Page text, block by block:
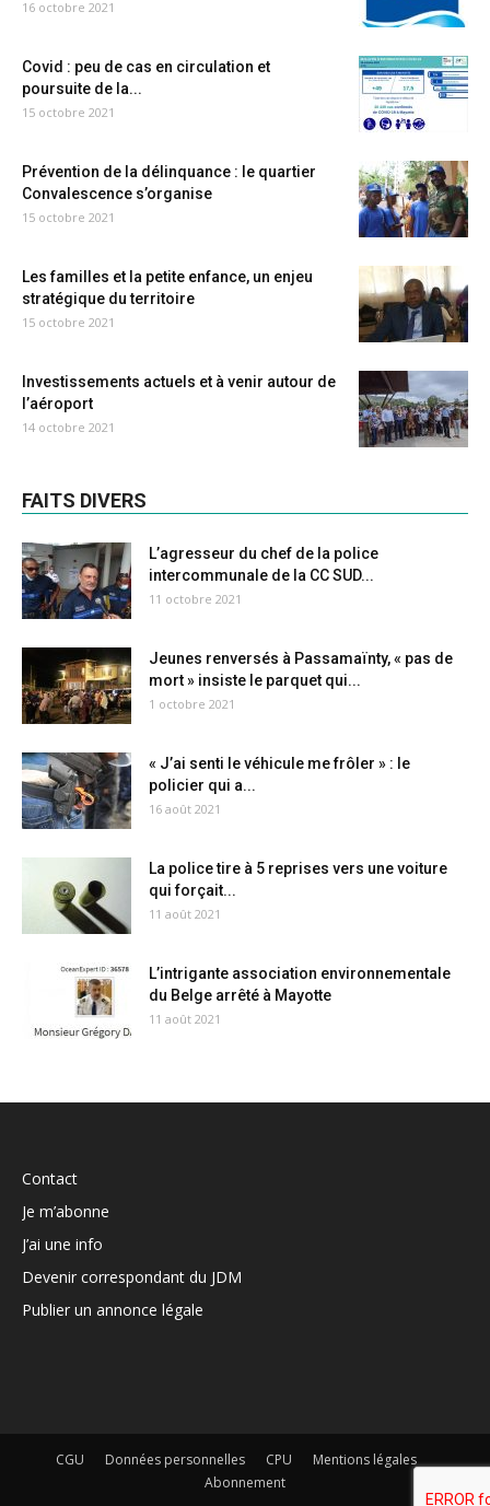
16 octobre 2021
Covid : peu de cas en circulation et
poursuite de la...
15 octobre 2021
Prévention de la délinquance : le quartier
Convalescence s’organise
15 octobre 2021
Les familles et la petite enfance, un enjeu
stratégique du territoire
15 octobre 2021
Investissements actuels et à venir autour de
l’aéroport
14 octobre 2021
FAITS DIVERS
L’agresseur du chef de la police
intercommunale de la CC SUD...
11 octobre 2021
Jeunes renversés à Passamaïnty, « pas de
mort » insiste le parquet qui...
1 octobre 2021
« J’ai senti le véhicule me frôler » : le
policier qui a...
16 août 2021
La police tire à 5 reprises vers une voiture
qui forçait...
11 août 2021
L’intrigante association environnementale
du Belge arrêté à Mayotte
11 août 2021
Contact
Je m’abonne
J’ai une info
Devenir correspondant du JDM
Publier un annonce légale
CGU Données personnelles CPU
Mentions légales
Abonnement